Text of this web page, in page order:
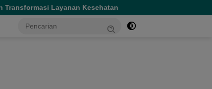
Kesehatan Gubernur Sherly Tinjau Revitalisasi